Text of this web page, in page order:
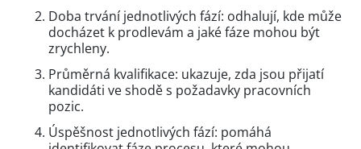
Doba trvání jednotlivých fází: odhalují, kde může
docházet k prodlevám a jaké fáze mohou být
zrychleny.
Průměrná kvalifikace: ukazuje, zda jsou přijatí
kandidáti ve shodě s požadavky pracovních
pozic.
Úspěšnost jednotlivých fází: pomáhá